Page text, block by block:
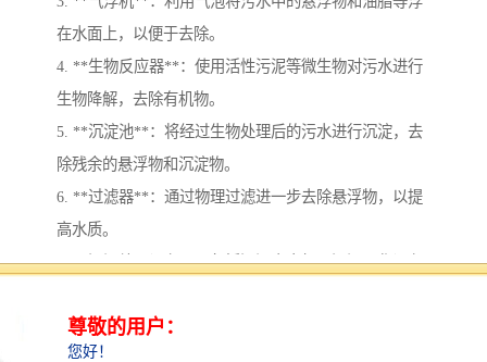
在水面上，以便于去除。
4. **生物反应器**：使用活性污泥等微生物对污水进行
生物降解，去除有机物。
5. **沉淀池**：将经过生物处理后的污水进行沉淀，去
除残余的悬浮物和沉淀物。
6. **过滤器**：通过物理过滤进一步去除悬浮物，以提
高水质。
7. **污泥处理设备**：包括污泥去水机、污泥干化设备
8. **污水消毒设备**：常用的方法有氯消毒、臭氧消毒